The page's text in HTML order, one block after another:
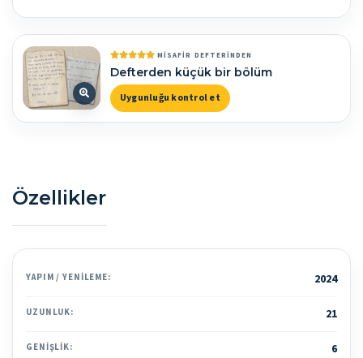
MISAFIR DEFTERINDEN
Defterden küçük bir bölüm
Uygunluğu kontrol et
Özellikler
YAPIM / YENILEME: 2024
UZUNLUK: 21
GENIŞLIK: 6